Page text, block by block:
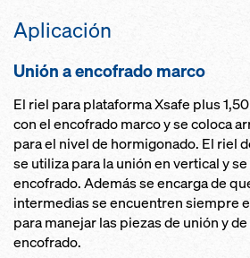
Aplicación
Unión a encofrado marco
El riel para plataforma Xsafe plus
con el encofrado marco y se coloca
para el nivel de hormigonado. El riel
se utiliza para la unión en vertical y
encofrado. Además se encarga de
intermedias se encuentren siempre
para manejar las piezas de unión y
encofrado.